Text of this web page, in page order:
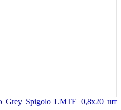
Grey Spigolo LMTE 0,8x20 шт